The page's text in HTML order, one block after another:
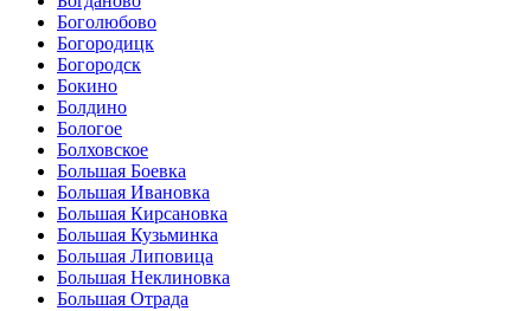
Боголюбово
Богородицк
Богородск
Бокино
Болдино
Бологое
Болховское
Большая Боевка
Большая Ивановка
Большая Кирсановка
Большая Кузьминка
Большая Липовица
Большая Неклиновка
Большая Отрада